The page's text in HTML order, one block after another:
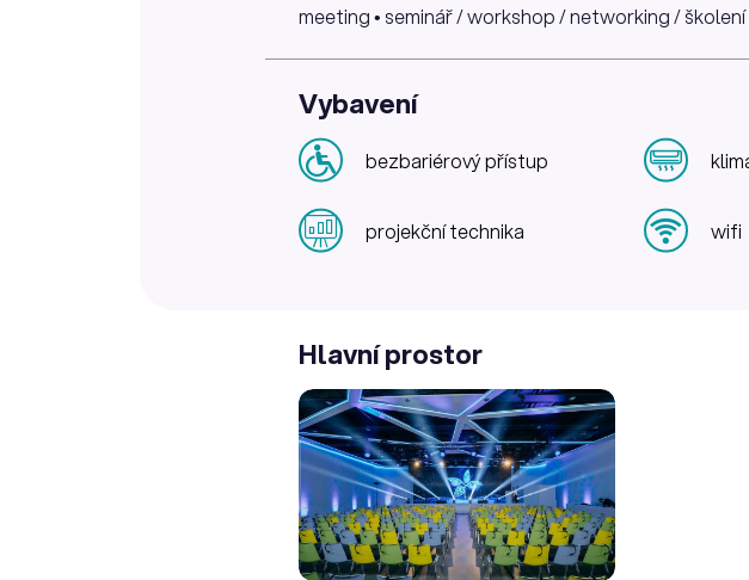
meeting • seminář / workshop / networking /
Vybavení
bezbariérový přístup
projekční technika wifi
Hlavní prostor